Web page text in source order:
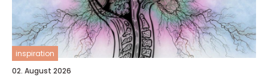
inspiration
02. August 2026